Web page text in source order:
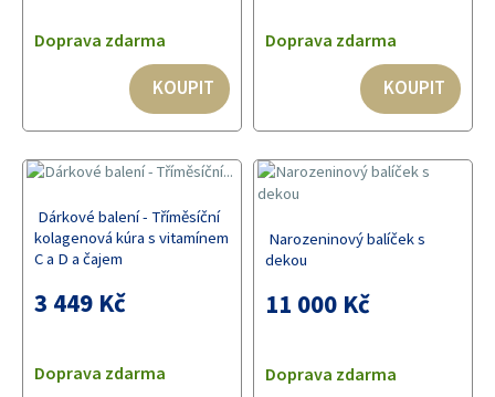
Doprava zdarma
KOUPIT
Doprava zdarma
KOUPIT
Dárkové balení - Tříměsíční
kolagenová kúra s vitamínem
C a D a čajem
3 449 Kč
Doprava zdarma
Narozeninový balíček s
dekou
11 000 Kč
Doprava zdarma